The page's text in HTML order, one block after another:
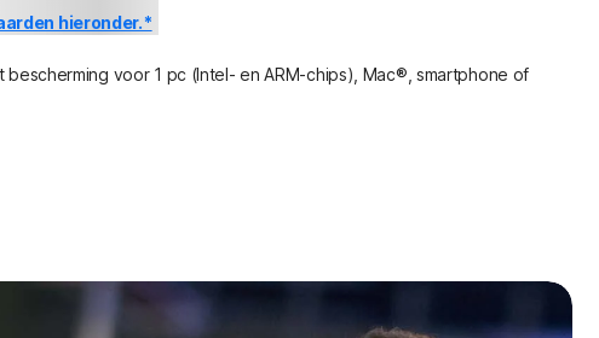
hieronder.*
voor 1 pc (Intel- en ARM-chips), Mac®, smartphone of